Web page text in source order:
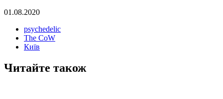
01.08.2020
psychedelic
The CoW
Київ
Читайте також